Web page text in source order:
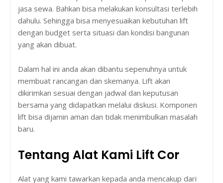
jasa sewa. Bahkan bisa melakukan konsultasi terlebih
dahulu. Sehingga bisa menyesuaikan kebutuhan lift
dengan budget serta situasi dan kondisi bangunan
yang akan dibuat.
Dalam hal ini anda akan dibantu sepenuhnya untuk
membuat rancangan dan skemanya. Lift akan
dikirimkan sesuai dengan jadwal dan keputusan
bersama yang didapatkan melalui diskusi. Komponen
lift bisa dijamin aman dan tidak menimbulkan masalah
baru.
Tentang Alat Kami Lift Cor
Alat yang kami tawarkan kepada anda mencakup dari